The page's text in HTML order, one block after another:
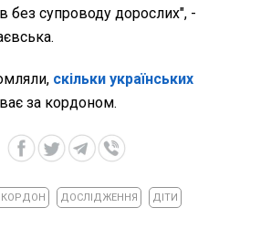
без супроводу дорослих", -
скільки українських
за кордоном.
КОРДОН ДОСЛІДЖЕННЯ ДІТИ